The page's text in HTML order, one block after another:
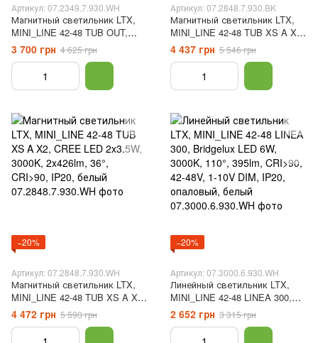
Артикул: 07.2349.7.930.WH
Магнитный светильник LTX,
MINI_LINE 42-48 TUB OUT,
CREE LED 2x3.5W, 3000K,
2x265lm, 50°, CRI>90, IP20,
3 700 грн 4 625 грн
Артикул: 07.2848.7.930.BK
Магнитный светильник LTX,
MINI_LINE 42-48 TUB XS A X2,
CREE LED 2x3.5W, 3000K,
2x426lm, 36°, CRI>90, IP20,
4 437 грн 5 546 грн
−20%
Артикул: 07.2848.7.930.WH
Магнитный светильник LTX,
MINI_LINE 42-48 TUB XS A X2,
CREE LED 2x3.5W, 3000K,
2x426lm, 36°, CRI>90, IP20,
4 472 грн 5 590 грн
−20%
Артикул: 07.3000.6.930.WH
Линейный светильник LTX,
MINI_LINE 42-48 LINEA 300,
Bridgelux LED 6W, 3000K, 110°,
395lm, CRI>90, 42-48V, 1-10V
DIM, IP20, опаловый, белый
2 652 грн 3 315 грн